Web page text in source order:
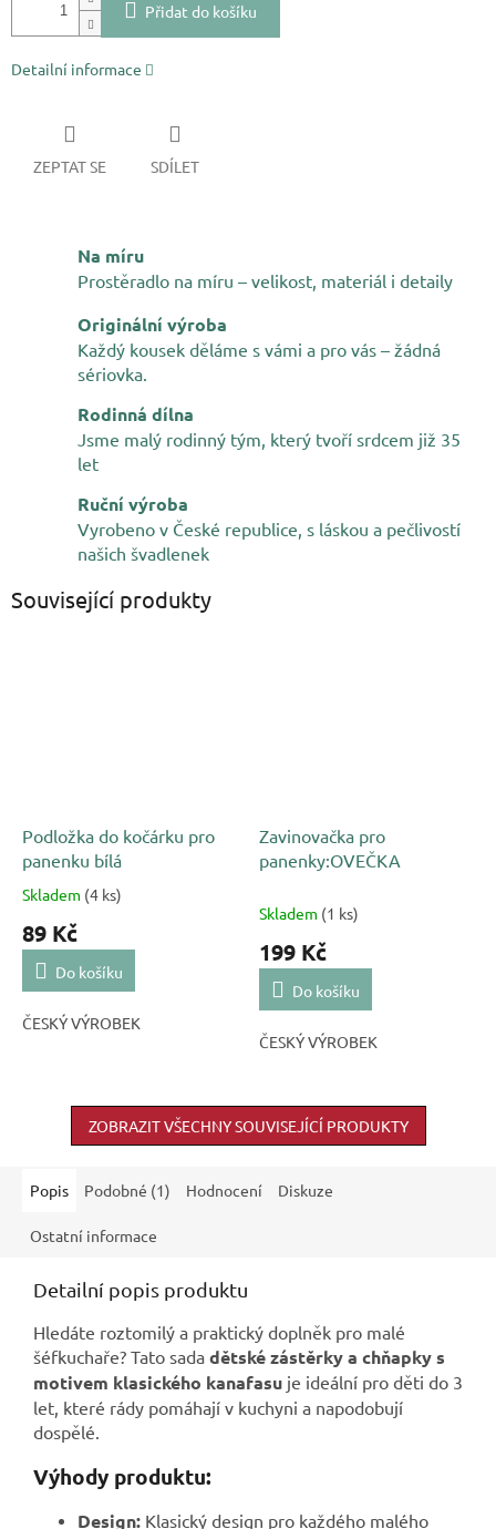
Přidat do košíku
Detailní informace
ZEPTAT SE SDÍLET
Na míru
Prostěradlo na míru – velikost, materiál i detaily
Originální výroba
Každý kousek děláme s vámi a pro vás – žádná
sériovka.
Rodinná dílna
Jsme malý rodinný tým, který tvoří srdcem již 35
let
Ruční výroba
Vyrobeno v České republice, s láskou a pečlivostí
našich švadlenek
Související produkty
Podložka do kočárku pro
panenku bílá
Průměrné
hodnocení
produktu
5,0
5
Skladem (4 ks)
89 Kč
Do košíku
ČESKÝ VÝROBEK
Zavinovačka pro
panenky:OVEČKA
Skladem (1 ks)
199 Kč
Do košíku
ČESKÝ VÝROBEK
ZOBRAZIT VŠECHNY SOUVISEJÍCÍ PRODUKTY
Popis Podobné (1) Hodnocení Diskuze
Ostatní informace
Detailní popis produktu
Hledáte roztomilý a praktický doplněk pro malé
šéfkuchaře? Tato sada dětské zástěrky a chňapky s
motivem klasického kanafasu je ideální pro děti do 3
let, které rády pomáhají v kuchyni a napodobují
dospělé.
Výhody produktu:
Design: Klasický design pro každého malého